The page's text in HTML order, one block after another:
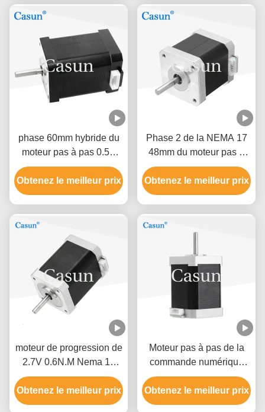
phase 60mm hybride du
moteur pas à pas 0.5A
0,78 N. m2 de Nema 17
de l'imprimante 3D
Obtenez le meilleur prix
Phase 2 de la NEMA 17
48mm du moteur pas à
pas 1.5A de la NEMA 17
de Casun 0.45N.M 1,8
degrés
Obtenez le meilleur prix
moteur de progression de
2.7V 0.6N.M Nema 17
pour l'instrument de
mesure de XYZ
Obtenez le meilleur prix
Moteur pas à pas de la
commande numérique
par ordinateur 3018 de la
NEMA 17 du routeur
unipolaire 1.7A 60mm de
Obtenez le meilleur prix